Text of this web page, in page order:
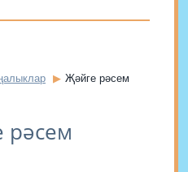
Җәйге рәсем
рәсем